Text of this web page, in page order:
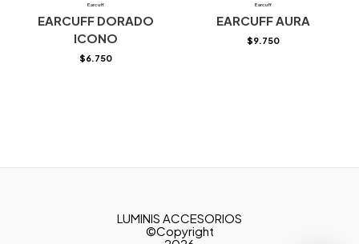
Earcuff
EARCUFF DORADO
ICONO
$6.750
Earcuff
EARCUFF AURA
$9.750
LUMINIS ACCESORIOS
©Copyright